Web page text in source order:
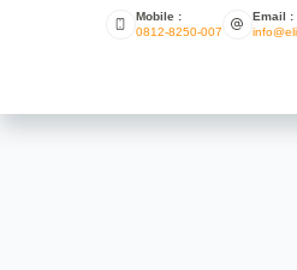
Mobile :
0812-8250-007
Email :